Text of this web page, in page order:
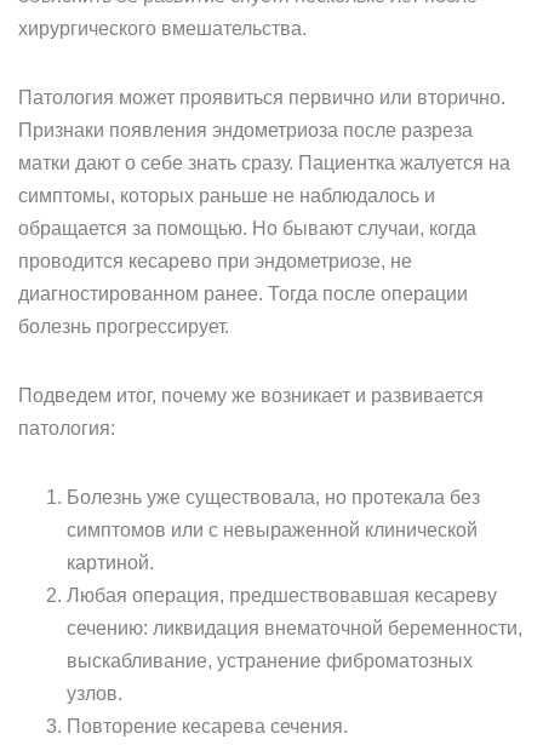
хирургического вмешательства.
Патология может проявиться первично или вторично.
Признаки появления эндометриоза после разреза
матки дают о себе знать сразу. Пациентка жалуется на
симптомы, которых раньше не наблюдалось и
обращается за помощью. Но бывают случаи, когда
проводится кесарево при эндометриозе, не
диагностированном ранее. Тогда после операции
болезнь прогрессирует.
Подведем итог, почему же возникает и развивается
патология:
Болезнь уже существовала, но протекала без
симптомов или с невыраженной клинической
картиной.
Любая операция, предшествовавшая кесареву
сечению: ликвидация внематочной беременности,
выскабливание, устранение фиброматозных
узлов.
Повторение кесарева сечения.